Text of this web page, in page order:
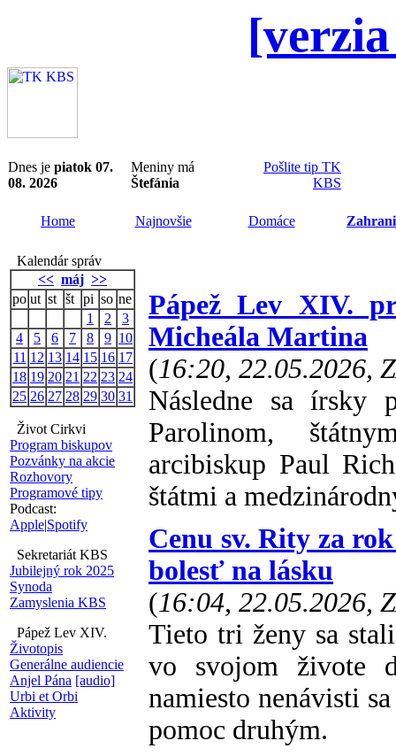
Dnes je piatok 07.
08. 2026
Meniny má
Štefánia
Pošlite tip TK
KBS
Home Najnovšie Domáce
Kalendár správ
<< máj >>
po ut st št pi so ne
1
2
3
4
5 6 7 8 9 10
11 12 13 14 15 16 17
18 19 20 21 22 23 24
25 26 27 28 29 30 31
Život Cirkvi
Program biskupov
Pozvánky na akcie
Rozhovory
Programové tipy
Podcast:
Apple|Spotify
Sekretariát KBS
Jubilejný rok 2025
Synoda
Zamyslenia KBS
Pápež Lev XIV.
Životopis
Generálne audiencie
Anjel Pána [audio]
Urbi et Orbi
Aktivity
Pápež Lev XIV.
Micheála Martina
(16:20, 22.05.2026,
Následne sa írsky
Parolinom,
arcibiskup Paul
štátmi a
Cenu sv. Rity za
bolesť na lásku
(16:04, 22.05.2026,
Tieto tri ženy sa
vo svojom živote
namiesto nenávisti
pomoc druhým.